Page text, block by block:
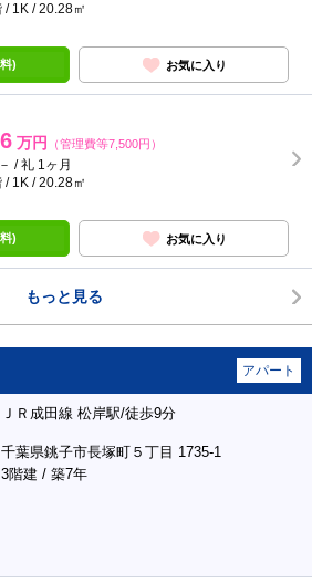
/ 1K / 20.28㎡
) お気に入り
万円 （管理費等7,500円）
/ 礼 1ヶ月
/ 1K / 20.28㎡
) お気に入り
もっと見る
アパート
ＪＲ成田線 松岸駅/徒歩9分
千葉県銚子市長塚町５丁目 1735-1
3階建 / 築7年